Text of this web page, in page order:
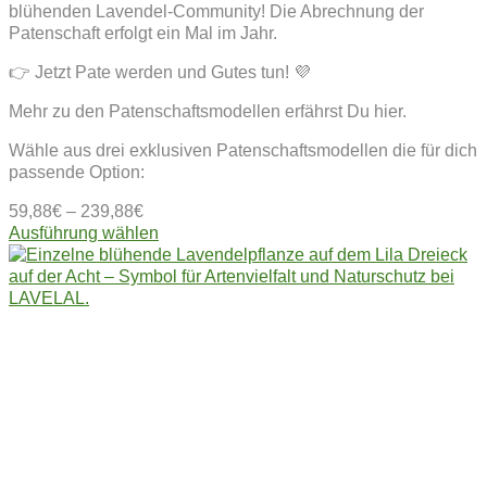
blühenden Lavendel-Community! Die Abrechnung der
Patenschaft erfolgt ein Mal im Jahr.
👉 Jetzt Pate werden und Gutes tun! 💜
Mehr zu den Patenschaftsmodellen erfährst Du hier.
Wähle aus drei exklusiven Patenschaftsmodellen die für dich
passende Option:
59,88€ – 239,88€
Ausführung wählen
Produkt
weist